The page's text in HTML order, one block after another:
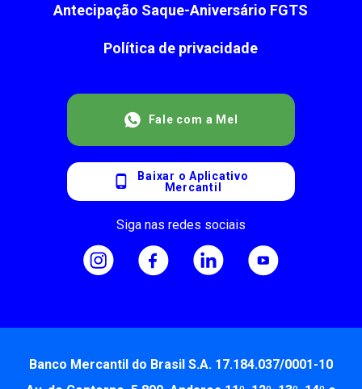
Antecipação Saque-Aniversário FGTS
Política de privacidade
Fale com a Mel
Baixar o Aplicativo
Mercantil
Siga nas redes sociais
Banco Mercantil do Brasil S.A. 17.184.037/0001-10